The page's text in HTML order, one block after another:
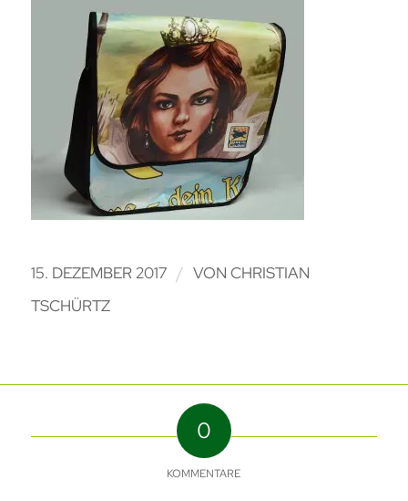
15. DEZEMBER 2017 / VON CHRISTIAN
TSCHÜRTZ
0
KOMMENTARE